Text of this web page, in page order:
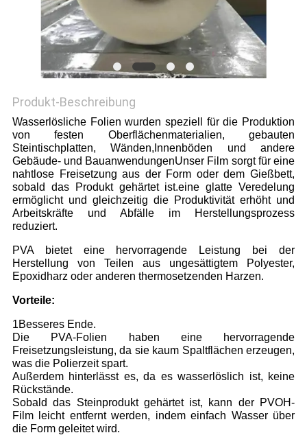
Produkt-Beschreibung
Wasserlösliche Folien wurden speziell für die Produktion
von festen Oberflächenmaterialien, gebauten
Steintischplatten, Wänden,Innenböden und andere
Gebäude- und BauanwendungenUnser Film sorgt für eine
nahtlose Freisetzung aus der Form oder dem Gießbett,
sobald das Produkt gehärtet ist.eine glatte Veredelung
ermöglicht und gleichzeitig die Produktivität erhöht und
Arbeitskräfte und Abfälle im Herstellungsprozess
reduziert.
PVA bietet eine hervorragende Leistung bei der
Herstellung von Teilen aus ungesättigtem Polyester,
Epoxidharz oder anderen thermosetzenden Harzen.
Vorteile:
1Besseres Ende.
Die PVA-Folien haben eine hervorragende
Freisetzungsleistung, da sie kaum Spaltflächen erzeugen,
was die Polierzeit spart.
Außerdem hinterlässt es, da es wasserlöslich ist, keine
Rückstände.
Sobald das Steinprodukt gehärtet ist, kann der PVOH-
Film leicht entfernt werden, indem einfach Wasser über
die Form geleitet wird.